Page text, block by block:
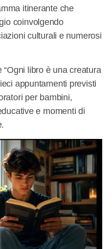
itinerante che
coinvolgendo
culturali e numerosi
“Ogni libro è una creatura
appuntamenti previsti
per bambini,
e momenti di